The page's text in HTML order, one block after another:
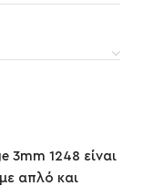
3mm 1248 είναι
απλό και